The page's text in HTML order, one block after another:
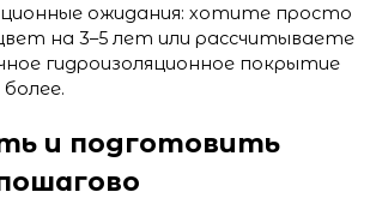
ожидания: хотите просто
на 3–5 лет или рассчитываете
гидроизоляционное покрытие
и подготовить